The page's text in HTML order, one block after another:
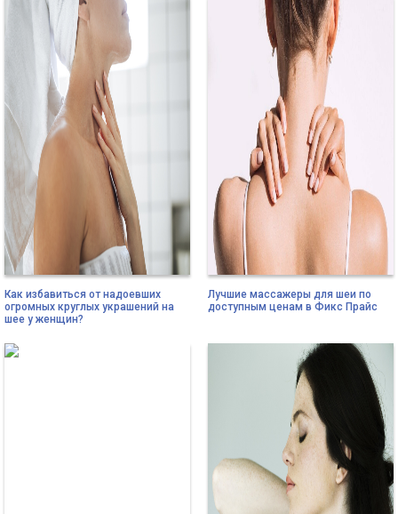
Как избавиться от надоевших
огромных круглых украшений на
шее у женщин?
Лучшие массажеры для шеи по
доступным ценам в Фикс Прайс